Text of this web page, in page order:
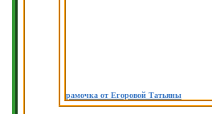
рамочка от Егоровой Татьяны